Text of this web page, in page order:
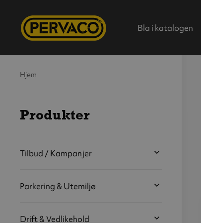
Bla i katalogen
Hjem
Produkter
Hjem
Tilbud / Kampanjer
Parkering & Utemiljø
Drift & Vedlikehold